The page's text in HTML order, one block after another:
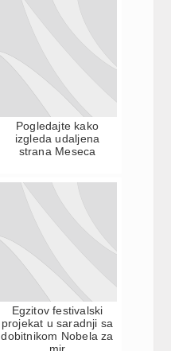
Pogledajte kako
izgleda udaljena
strana Meseca
Egzitov festivalski
projekat u saradnji sa
dobitnikom Nobela za